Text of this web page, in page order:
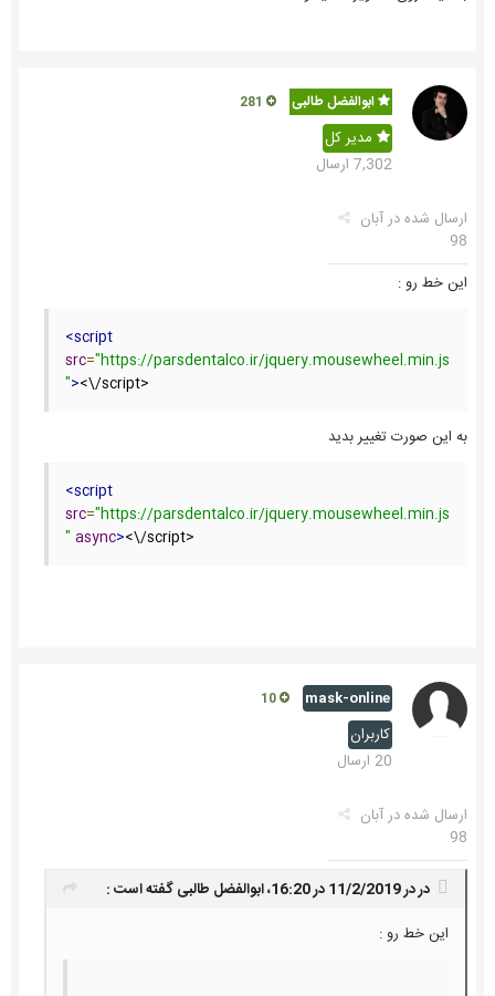
ابوالفضل طالبی
مدیر کل
7,302 ارسال
ارسال شده درآبان
98
این خط رو :
<script
src="https://parsdentalco.ir/jquery.mousewheel.min.js
"><\/script>
به این صورت تغییر بدید
<script
src="https://parsdentalco.ir/jquery.mousewheel.min.js
" async><\/script>
mask-online
کاربران
20 ارسال
ارسال شده درآبان
98
در در 11/2/2019 در 16:20، ابوالفضل طالبیگفته است :
این خط رو :